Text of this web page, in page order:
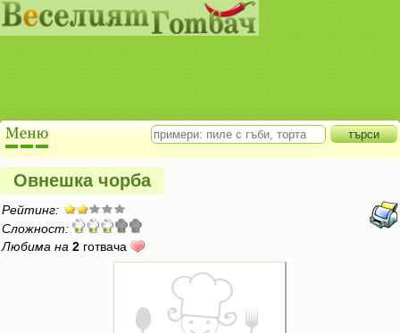
Овнешка чорба
Рейтинг:
Сложност:
Любима на 2 готвача